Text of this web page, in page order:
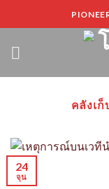
ไป
เนื้อหา
คลังเ
24
จุน